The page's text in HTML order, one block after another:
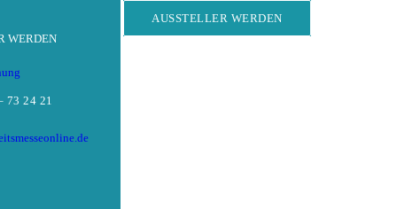
WERDEN
73 24 21
AUSSTELLER WERDEN